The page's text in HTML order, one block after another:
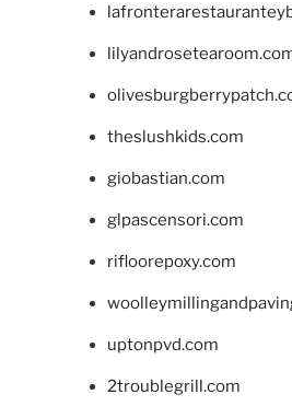
theslushkids.com
giobastian.com
glpascensori.com
rifloorepoxy.com
uptonpvd.com
2troublegrill.com